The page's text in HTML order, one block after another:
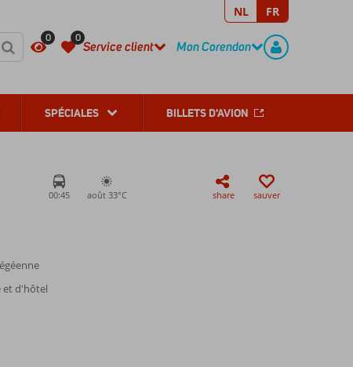
0 0
Service client
CONTACT
Mon Corendon
REGISTERNL FR
SPÉCIALES BILLETS D'AVION
00:45 août 33°C share sauver
et d'hôtel